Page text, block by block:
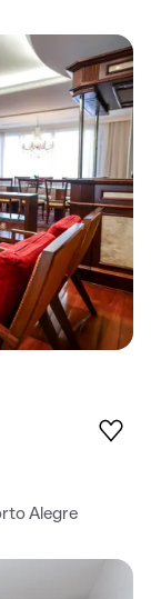
Alegre